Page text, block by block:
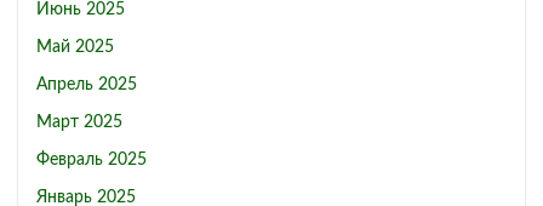
Июнь 2025
Май 2025
Апрель 2025
Март 2025
Февраль 2025
Январь 2025